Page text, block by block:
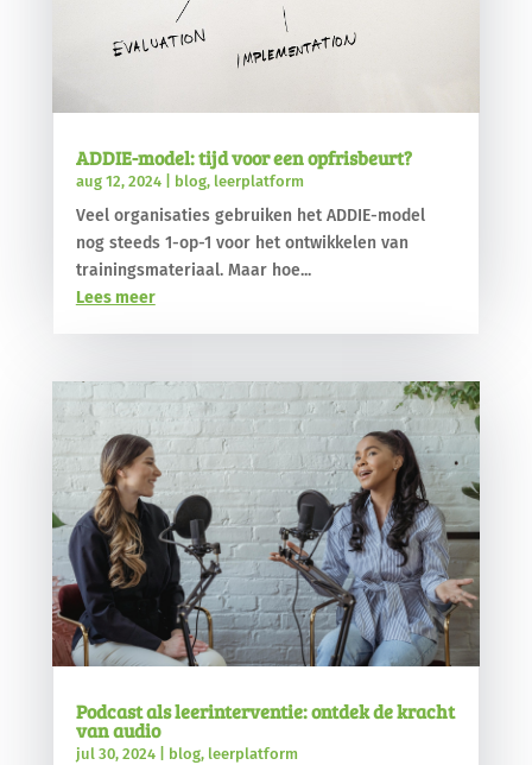
ADDIE-model: tijd voor een opfrisbeurt?
aug 12, 2024| blog, leerplatform
Veel organisaties gebruiken het ADDIE-model
nog steeds 1-op-1 voor het ontwikkelen van
trainingsmateriaal. Maar hoe...
Lees meer
Podcast als leerinterventie: ontdek de kracht
van audio
jul 30, 2024| blog, leerplatform